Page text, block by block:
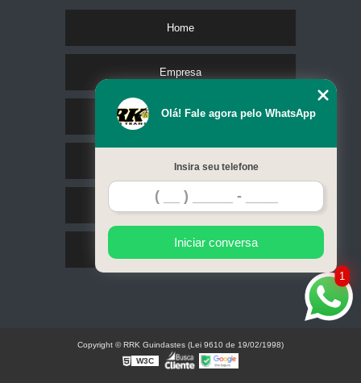
Home
Empresa
Missão
Serviços
Contato
Mapa do site
1
Olá! Fale agora pelo WhatsApp
Insira seu telefone
Iniciar conversa
Copyright © RRK Guindastes (Lei 9610 de 19/02/1998)
W3C